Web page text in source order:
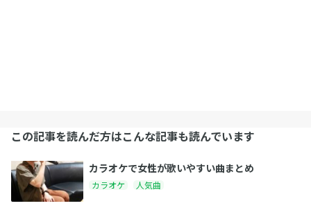
この記事を読んだ方はこんな記事も読んでいます
カラオケで女性が歌いやすい曲まとめ
カラオケ 人気曲